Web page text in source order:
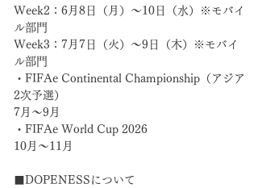
Week2：6月8日（月）～10日（水）※モバイ
ル部門
Week3：7月7日（火）～9日（木）※モバイ
ル部門
・FIFAe Continental Championship（アジア
2次予選）
7月～9月
・FIFAe World Cup 2026
10月～11月
■DOPENESSについて